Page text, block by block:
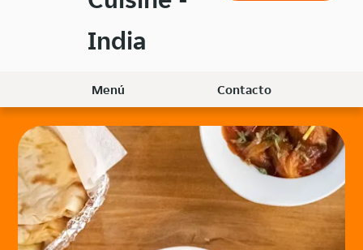
India
Menú Contacto